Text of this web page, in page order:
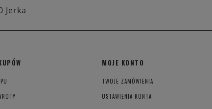
Jerka
MOJE KONTO
TWOJE ZAMÓWIENIA
USTAWIENIA KONTA